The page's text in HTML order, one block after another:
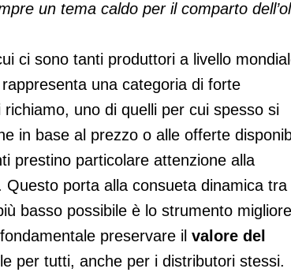
un tema caldo per il comparto
ci sono tanti produttori a livello
una categoria di forte
uno di quelli per cui spesso si
in base al prezzo o alle offerte
prestino particolare attenzione alla
Questo porta alla consueta dinamica tra
basso possibile è lo strumento migliore
preservare il valore del
per tutti, anche per i distributori stessi.